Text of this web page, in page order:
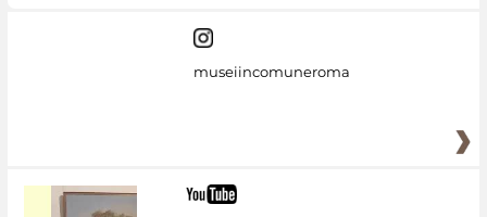
museiincomuneroma